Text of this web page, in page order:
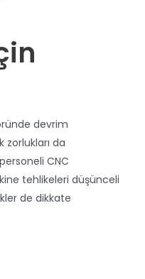
devrim
da
CNC
tehlikeleri düşünceli
de dikkate